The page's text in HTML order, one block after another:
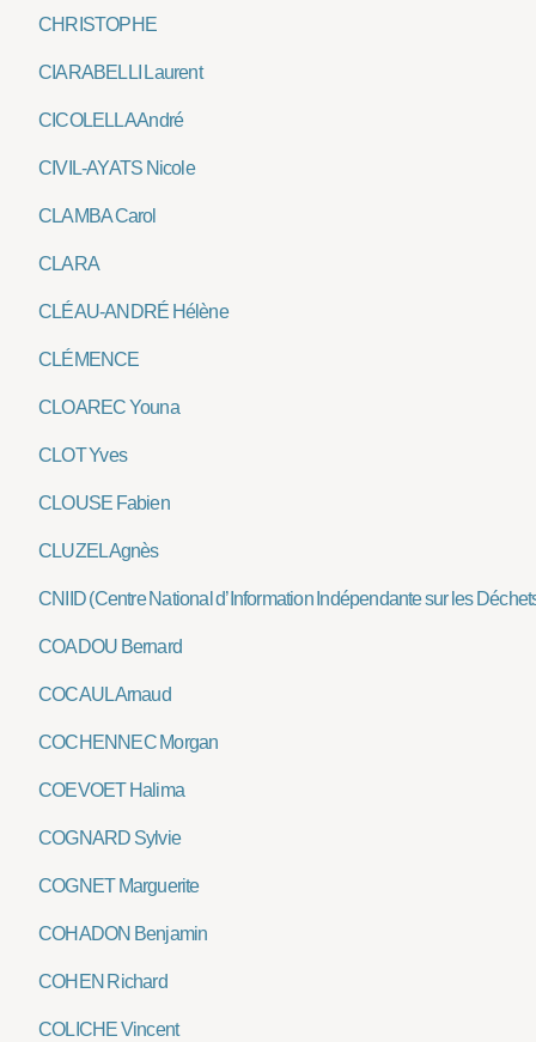
CHRISTOPHE
CIARABELLI Laurent
CICOLELLA André
CIVIL-AYATS Nicole
CLAMBA Carol
CLARA
CLÉAU-ANDRÉ Hélène
CLÉMENCE
CLOAREC Youna
CLOT Yves
CLOUSE Fabien
CLUZEL Agnès
CNIID (Centre National d’Information Indépendante sur les
COADOU Bernard
COCAUL Arnaud
COCHENNEC Morgan
COEVOET Halima
COGNARD Sylvie
COGNET Marguerite
COHADON Benjamin
COHEN Richard
COLICHE Vincent